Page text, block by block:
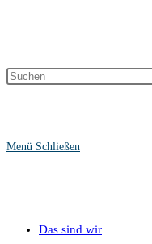
umschalten
Menü Schließen
Das sind wir